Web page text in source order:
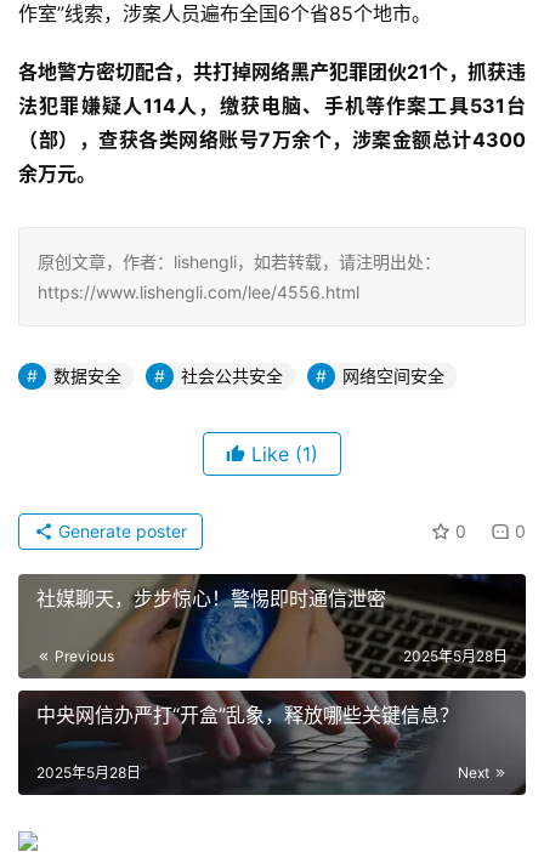
作室”线索，涉案人员遍布全国6个省85个地市。
各地警方密切配合，共打掉网络黑产犯罪团伙21个，抓获违
法犯罪嫌疑人114人，缴获电脑、手机等作案工具531 台
（部），查获各类网络账号7万余个，涉案金额总计4300
余万元。
原创文章，作者：lishengli，如若转载，请注明出处：
https://www.lishengli.com/lee/4556.html
数据安全 社会公共安全 网络空间安全
Like (1)
0 0
Generate poster
社媒聊天，步步惊心！警惕即时通信泄密
Previous 2025年5月28日
中央网信办严打“开盒”乱象，释放哪些关键信息？
Next
2025年5月28日